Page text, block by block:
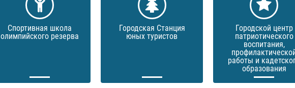
Спортивная школа
олимпийского резерва
Городская Станция
юных туристов
Городской центр
патриотического
воспитания,
работы и
образования